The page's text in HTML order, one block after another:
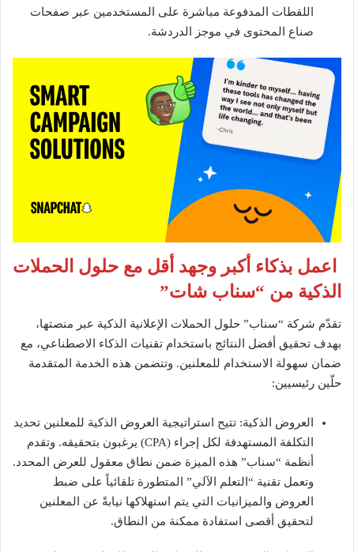
اللقطات المدفوعة مباشرة على المستخدمين عبر صفحات
صناع المحتوى في موجز الدردشة.
اعمل بذكاء أكبر وجهد أقل مع حلول الحملات
الذكية من “سناب شات”
تقدّم شركة “سناب” حلول الحملات الإعلانية الذكية عبر منصتها،
بهدف تحقيق أفضل النتائج باستخدام تقنيات الذكاء الاصطناعي، مع
ضمان سهولة الاستخدام للمعلنين. وتتضمن هذه الخدمة المتقدمة
حلّين رئيسيين:
العروض الذكية: تتيح استراتيجية العروض الذكية للمعلنين تحديد
التكلفة المستهدفة لكل إجراء (CPA) يرغبون بتحقيقه. وتقدم
أنظمة “سناب” هذه الميزة ضمن نطاق معقول للعرض المحدد.
وتعمل تقنية “التعلم الآلي” المتطورة تلقائياً على ضبط
العروض والميزانيات التي يتم استهلاكها نيابةً عن المعلنين
لتحقيق أقصى استفادة ممكنة من النطاق.